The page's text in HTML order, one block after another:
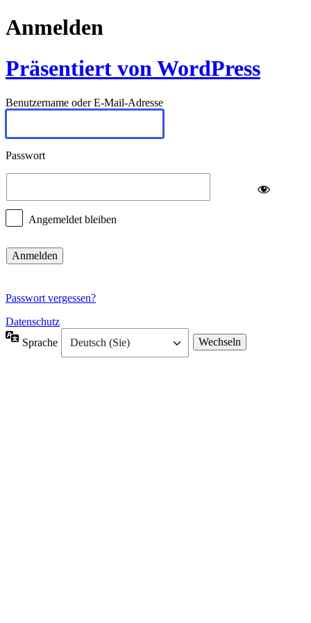
Anmelden
Präsentiert von WordPress
Benutzername oder E-Mail-Adresse
Passwort
Angemeldet bleiben
Passwort vergessen?
Datenschutz
Sprache